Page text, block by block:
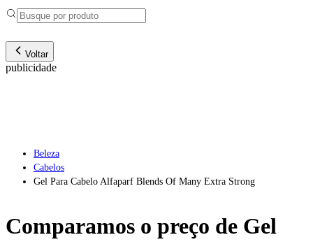
Voltar
publicidade
Beleza
Cabelos
Gel Para Cabelo Alfaparf Blends Of Many Extra Strong
Comparamos o preço de Gel